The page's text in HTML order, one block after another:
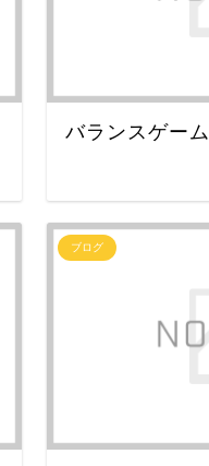
バランスゲーム
ブログ